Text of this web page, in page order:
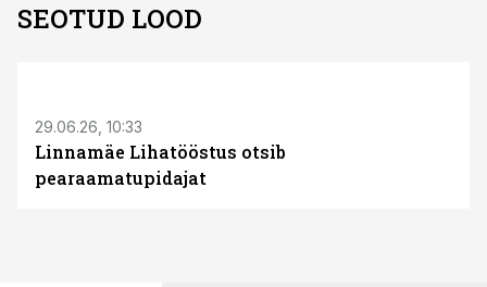
SEOTUD LOOD
29.06.26, 10:33
Linnamäe Lihatööstus otsib
pearaamatupidajat